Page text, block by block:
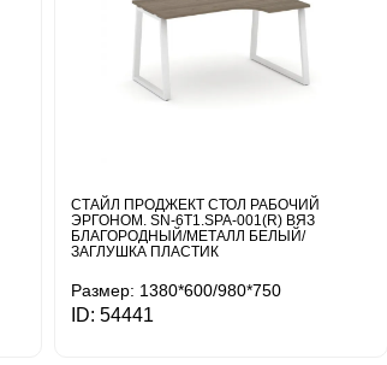
СТАЙЛ ПРОДЖЕКТ СТОЛ РАБОЧИЙ
ЭРГОНОМ. SN-6T1.SPA-001(R) ВЯЗ
БЛАГОРОДНЫЙ/МЕТАЛЛ БЕЛЫЙ/
ЗАГЛУШКА ПЛАСТИК
Размер: 1380*600/980*750
ID: 54441